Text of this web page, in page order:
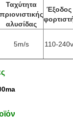
Ταχύτητα
πριονιστικής
αλυσίδας
Έξοδος
5m/s 110-240v